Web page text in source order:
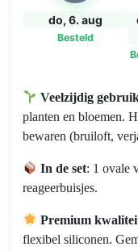
do, 6. aug
Besteld
Veelzijdig
planten en bloemen.
bewaren (bruiloft,
In de set: 1 ovale
reageerbuisjes.
Premium
flexibel siliconen.